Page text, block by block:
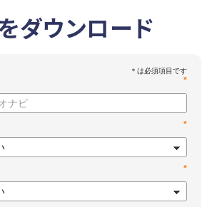
ダウンロード
*
*
*